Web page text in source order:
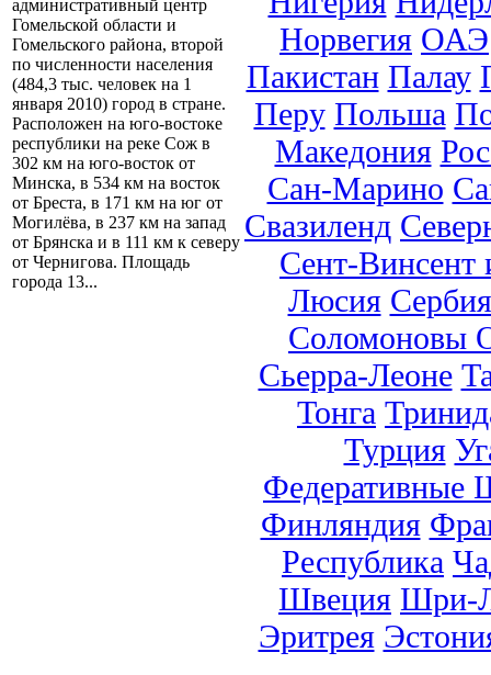
административный центр
Гомельской области и
Гомельского района, второй
по численности населения
(484,3 тыс. человек на 1
января 2010) город в стране.
Расположен на юго-востоке
республики на реке Сож в
302 км на юго-восток от
Минска, в 534 км на восток
от Бреста, в 171 км на юг от
Могилёва, в 237 км на запад
от Брянска и в 111 км к северу
от Чернигова. Площадь
города 13...
Норвегия ОАЭ
Пакистан Палау
Перу Польша
Македония
Сан-Марино
Свазиленд
Сент-Винсент
Люсия Сербия
Соломоновы
Сьерра-Леоне
Тонга
Турция
Федеративные
Финляндия
Республика
Швеция Шри-
Эритрея